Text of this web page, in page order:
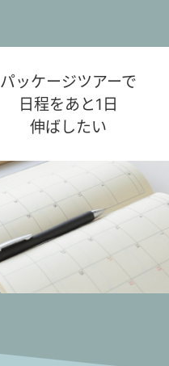
パッケージツアーで
日程をあと1日
伸ばしたい